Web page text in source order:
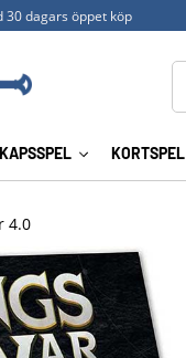
30 dagars öppet köp
KORTSPEL
4.0